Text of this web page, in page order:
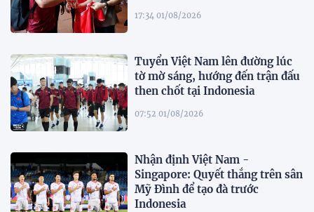
17:34 01/08/2026
Tuyển Việt Nam lên đường lúc
tờ mờ sáng, hướng đến trận đấu
then chốt tại Indonesia
07:52 01/08/2026
Nhận định Việt Nam -
Singapore: Quyết thắng trên sân
Mỹ Đình để tạo đà trước
Indonesia